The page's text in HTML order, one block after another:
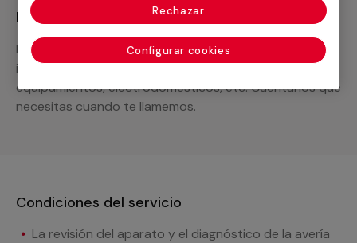
Recuerda que en MULTIMAP
Podemos ofrecer cualquier servicio a medida
incluyendo todo lo que necesites: materiales,
equipamientos, electrodomésticos, etc. Cuéntanos que
necesitas cuando te llamemos.
Condiciones del servicio
La revisión del aparato y el diagnóstico de la avería
Configurar cookies
Rechazar